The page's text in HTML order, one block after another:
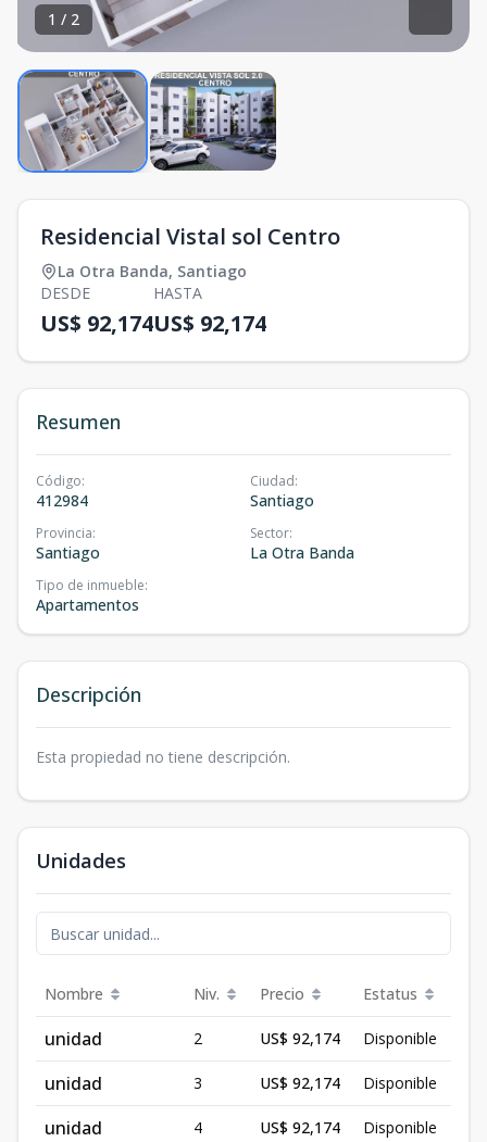
1 / 2
Residencial Vistal sol Centro
La Otra Banda, Santiago
DESDE
US$ 92,174
HASTA
US$ 92,174
Resumen
Código:
412984
Ciudad:
Santiago
Provincia:
Santiago
Sector:
La Otra Banda
Tipo de inmueble:
Apartamentos
Descripción
Esta propiedad no tiene descripción.
Unidades
Nombre Niv. Precio Estatus
unidad 2 US$ 92,174 Disponible
unidad 3 US$ 92,174 Disponible
unidad 4 US$ 92,174 Disponible